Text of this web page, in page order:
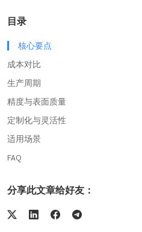
目录
核心要点
成本对比
生产周期
精度与表面质量
定制化与灵活性
适用场景
FAQ
分享此文章给好友：